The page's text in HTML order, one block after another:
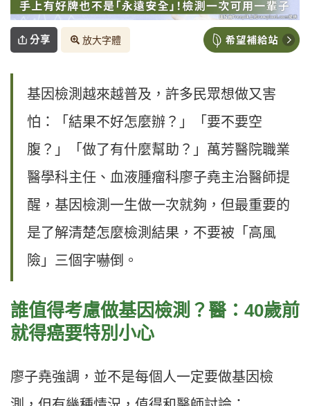
分享 放大字體
基因檢測越來越普及，許多民眾想做又害
怕：「結果不好怎麼辦？」「要不要空
腹？」「做了有什麼幫助？」萬芳醫院職業
醫學科主任、血液腫瘤科廖子堯主治醫師提
醒，基因檢測一生做一次就夠，但最重要的
是了解清楚怎麼檢測結果，不要被「高風
險」三個字嚇倒。
誰值得考慮做基因檢測？醫：40歲前
就得癌要特別小心
廖子堯強調，並不是每個人一定要做基因檢